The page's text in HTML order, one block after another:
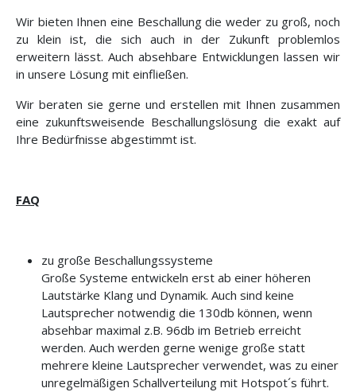
Wir bieten Ihnen eine Beschallung die weder zu groß, noch
zu klein ist, die sich auch in der Zukunft problemlos
erweitern lässt. Auch absehbare Entwicklungen lassen wir
in unsere Lösung mit einfließen.
Wir beraten sie gerne und erstellen mit Ihnen zusammen
eine zukunftsweisende Beschallungslösung die exakt auf
Ihre Bedürfnisse abgestimmt ist.
FAQ
zu große Beschallungssysteme
Große Systeme entwickeln erst ab einer höheren
Lautstärke Klang und Dynamik. Auch sind keine
Lautsprecher notwendig die 130db können, wenn
absehbar maximal z.B. 96db im Betrieb erreicht
werden. Auch werden gerne wenige große statt
mehrere kleine Lautsprecher verwendet, was zu einer
unregelmäßigen Schallverteilung mit Hotspot´s führt.